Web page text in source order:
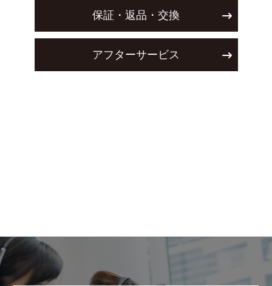
保証・返品・交換
アフターサービス